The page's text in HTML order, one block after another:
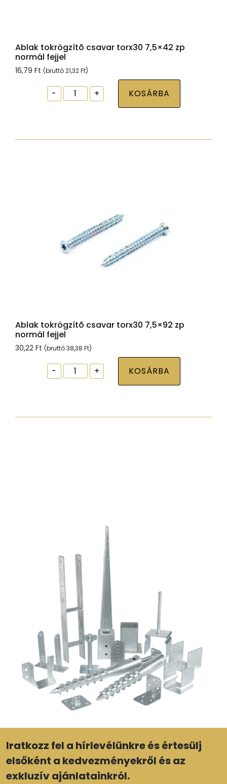
Ablak tokrögzítõ csavar torx30 7,5×42 zp
normál fejjel
16,79 Ft (bruttó21,32Ft)
-
Ablak
tokrögzítõ
7,5x42
+ KOSÁRBA
Ablak tokrögzítõ csavar torx30 7,5×92 zp
normál fejjel
30,22 Ft (bruttó38,38 Ft)
-
Ablak
tokrögzítõ
7,5x92
+ KOSÁRBA
Iratkozz fel a hírlevélünkre és értesülj
elsőként a kedvezményekről és az
exkluzív ajánlatainkról.